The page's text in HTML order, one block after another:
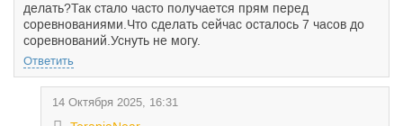
делать?Так стало часто получается прям перед
соревнованиями.Что сделать сейчас осталось 7 часов до
соревнований.Уснуть не могу.
Ответить
14 Октября 2025, 16:31